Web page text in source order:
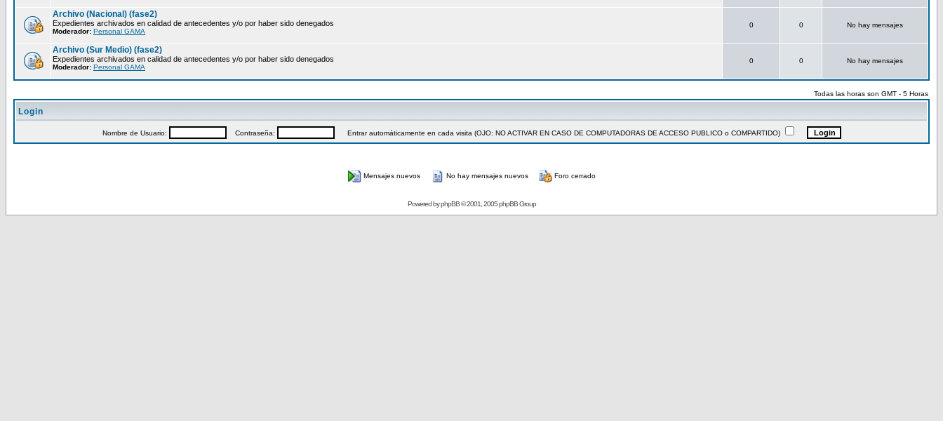
Archivo (Nacional) (fase2)
Expedientes archivados en calidad de antecedentes y/o por haber sido denegados
Moderador: Personal GAMA
0 0 No hay mensajes
Archivo (Sur Medio) (fase2)
Expedientes archivados en calidad de antecedentes y/o por haber sido denegados
Moderador: Personal GAMA
0 0 No hay mensajes
Todas las horas son GMT - 5 Horas
Login
Nombre de Usuario: Contraseña: Entrar automáticamente en cada visita (OJO: NO ACTIVAR EN CASO DE COMPUTADORAS DE ACCESO PUBLICO o COMPARTIDO)
Mensajes nuevos No hay mensajes nuevos Foro cerrado
Powered byphpBB© 2001, 2005 phpBB Group